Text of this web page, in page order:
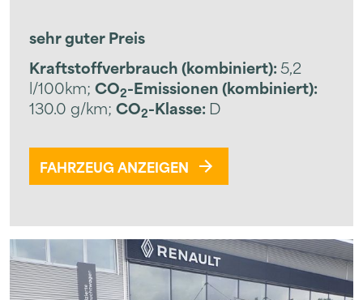
sehr guter Preis
Kraftstoffverbrauch (kombiniert): 5,2
l/100km; CO2-Emissionen (kombiniert):
130.0 g/km; CO2-Klasse: D
FAHRZEUG ANZEIGEN